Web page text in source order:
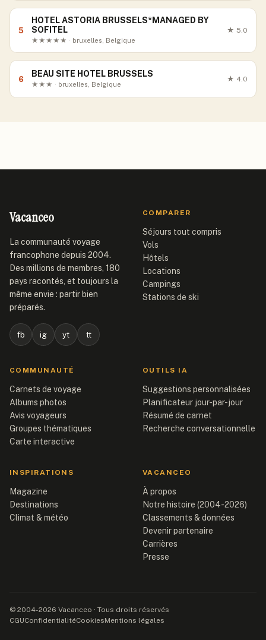
5
HOTEL ASTORIA BRUSSELS*MANAGED BY
SOFITEL
★★★★★ · bruxelles, Belgique
★ 5.0
6
BEAU SITE HOTEL BRUSSELS
★★★ · bruxelles, Belgique
★ 4.0
Vacanceo
La communauté voyage
francophone depuis 2004.
Des millions de membres, 180
pays racontés, et toujours la
même envie : partir bien
préparés.
fb ig yt tt
COMPARER
Séjours tout compris
Vols
Hôtels
Locations
Campings
Stations de ski
COMMUNAUTÉ
Carnets de voyage
Albums photos
Avis voyageurs
Groupes thématiques
Carte interactive
OUTILS IA
Suggestions personnalisées
Planificateur jour-par-jour
Résumé de carnet
Recherche conversationnelle
INSPIRATIONS
Magazine
Destinations
Climat & météo
VACANCEO
À propos
Notre histoire (2004-2026)
Classements & données
Devenir partenaire
Carrières
Presse
© 2004-2026 Vacanceo · Tous droits réservés
CGUConfidentialitéCookiesMentions légales